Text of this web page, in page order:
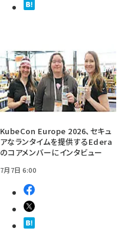
KubeCon Europe 2026、セキュ
アなランタイムを提供するEdera
のコアメンバーにインタビュー
7月7日 6:00